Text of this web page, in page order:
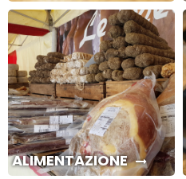
ALIMENTAZIONE